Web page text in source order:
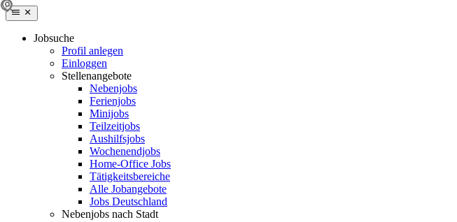
Jobsuche
Profil anlegen
Einloggen
Stellenangebote
Nebenjobs
Ferienjobs
Minijobs
Teilzeitjobs
Aushilfsjobs
Wochenendjobs
Home-Office Jobs
Tätigkeitsbereiche
Alle Jobangebote
Jobs Deutschland
Nebenjobs nach Stadt